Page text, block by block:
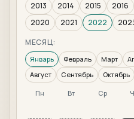
2013
2014 2015 2016
2020
2021 2022
МЕСЯЦ:
Январь Февраль Март
Август
Сентябрь Октябрь
Пн Вт Ср